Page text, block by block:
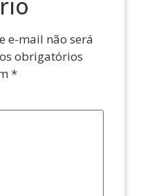
e-mail não será
obrigatórios
*